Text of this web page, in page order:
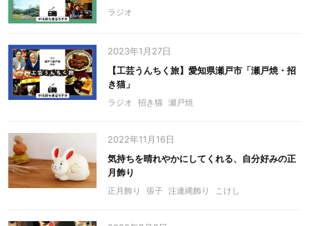
ラジオ
2023年1月27日
【工芸うんちく旅】愛知県瀬戸市「瀬戸焼・招
き猫」
ラジオ 招き猫 瀬戸焼
2022年11月16日
気持ちを晴れやかにしてくれる、自分好みの正
月飾り
正月飾り 張子 注連縄飾り こけし